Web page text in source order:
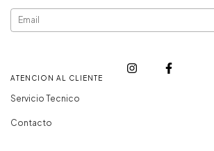
ATENCION AL CLIENTE
Servicio Tecnico
Contacto